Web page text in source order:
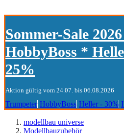
Sommer-Sale
HobbyBoss *
25%
Aktion gültig vom 24.07. bis 06.08.2026
Trumpeter HobbyBoss Heller - 30%
modellbau universe
Modellbauzubehör